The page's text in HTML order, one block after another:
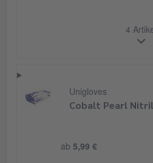
4
Unigloves
Cobalt Pearl
ab 5,99 €